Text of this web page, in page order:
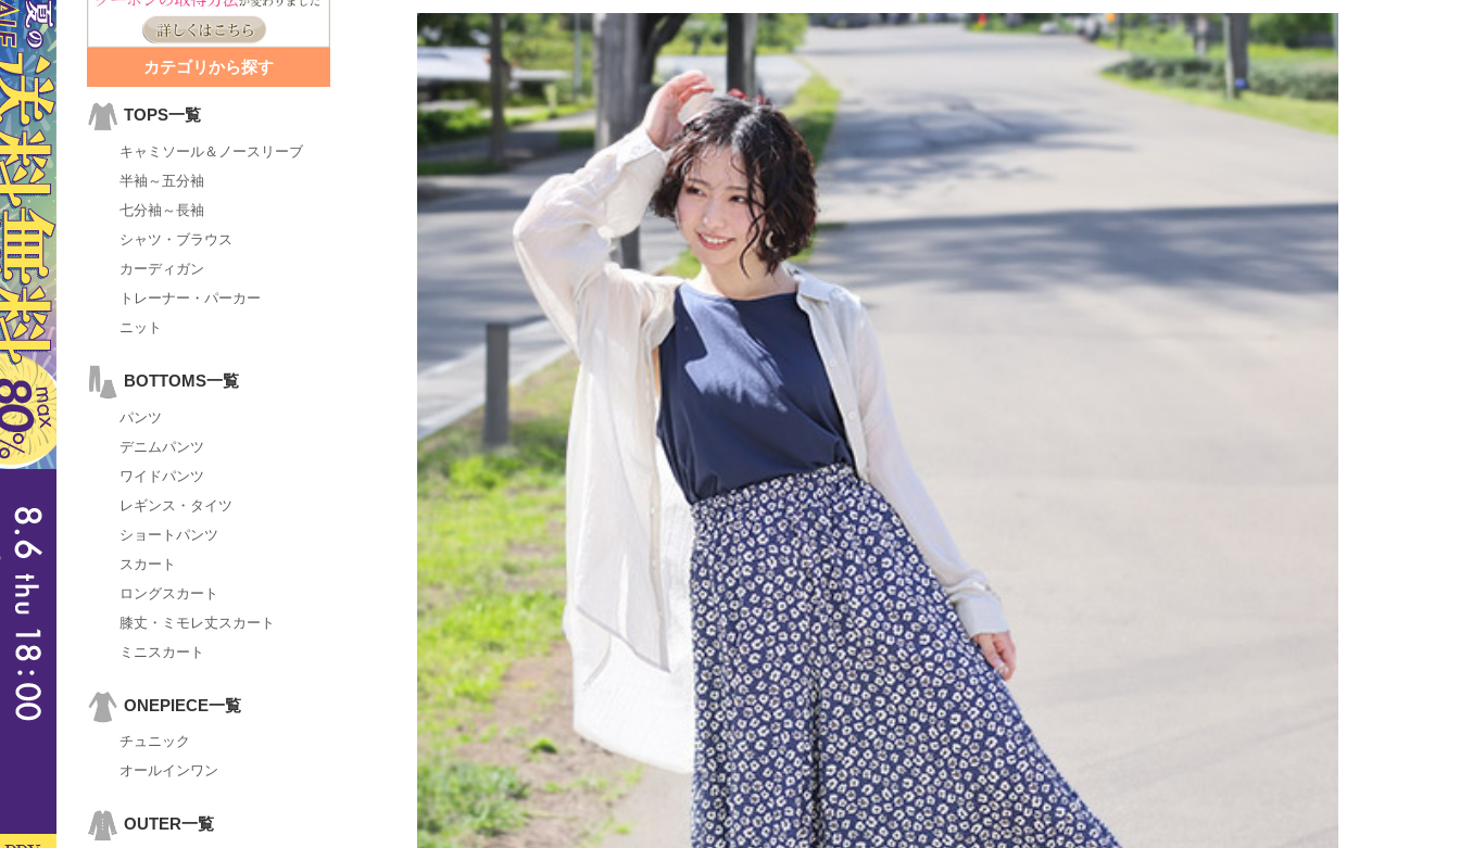
カテゴリから探す
TOPS一覧
キャミソール＆ノースリーブ
半袖～五分袖
七分袖～長袖
シャツ・ブラウス
カーディガン
トレーナー・パーカー
ニット
BOTTOMS一覧
パンツ
デニムパンツ
ワイドパンツ
レギンス・タイツ
ショートパンツ
スカート
ロングスカート
膝丈・ミモレ丈スカート
ミニスカート
ONEPIECE一覧
チュニック
オールインワン
OUTER一覧